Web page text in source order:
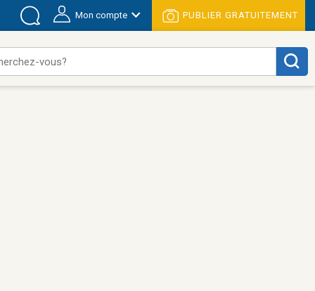
Mon compte PUBLIER GRATUITEMENT
vous?